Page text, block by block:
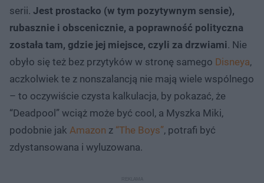
serii. Jest prostacko (w tym pozytywnym sensie),
rubasznie i obscenicznie, a poprawność polityczna
została tam, gdzie jej miejsce, czyli za drzwiami. Nie
obyło się też bez przytyków w stronę samego Disneya,
aczkolwiek te z nonszalancją nie mają wiele wspólnego
– to oczywiście czysta kalkulacja, by pokazać, że
“Deadpool” wciąż może być cool, a Myszka Miki,
podobnie jak Amazon z “The Boys”, potrafi być
zdystansowana i wyluzowana.